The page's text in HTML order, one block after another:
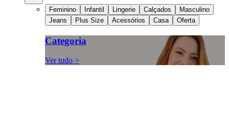
Feminino Infantil Lingerie Calçados
Masculino
Jeans
Plus Size Acessórios Casa Oferta
Categoria
Ver tudo >